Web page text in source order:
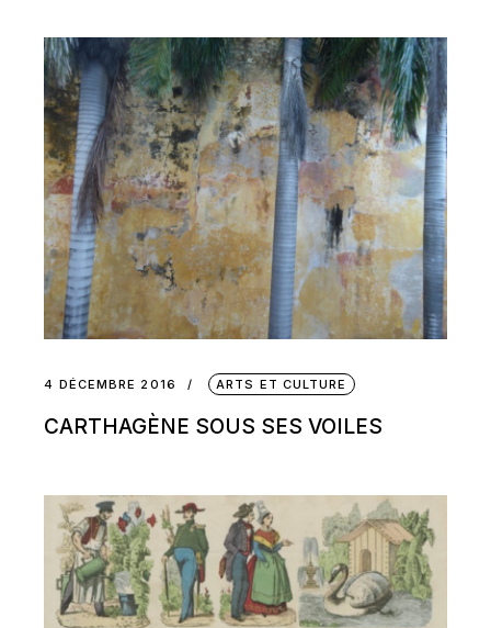
4 DÉCEMBRE 2016 ARTS ET CULTURE
CARTHAGÈNE SOUS SES VOILES